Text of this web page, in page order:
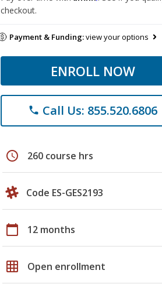
checkout.
Payment & Funding:view your options
ENROLL NOW
phone Call Us: 855.520.6806
schedule 260 course hrs
Code ES-GES2193
calendar_today 12 months
grid_on Open enrollment